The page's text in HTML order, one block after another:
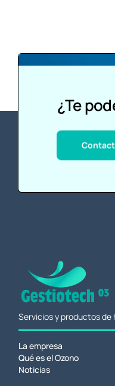
¿Te
Servicios y productos de
La empresa
Qué es el Ozono
Noticias